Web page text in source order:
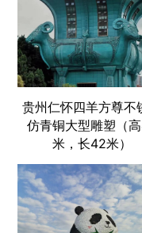
贵州仁怀四羊方尊不
仿青铜大型雕塑（
米，长42米）